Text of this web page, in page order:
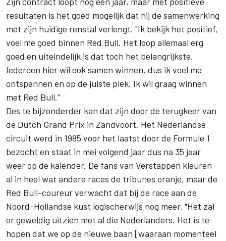
resultaten is het goed mogelijk dat hij de samenwerking
met zijn huidige renstal verlengt. "Ik bekijk het positief,
voel me goed binnen Red Bull. Het loop allemaal erg
goed en uiteindelijk is dat toch het belangrijkste.
Iedereen hier wil ook samen winnen, dus ik voel me
ontspannen en op de juiste plek. Ik wil graag winnen
met Red Bull.”
Des te bijzonderder kan dat zijn door de terugkeer van
de Dutch Grand Prix in Zandvoort. Het Nederlandse
circuit werd in 1985 voor het laatst door de Formule 1
bezocht en staat in mei volgend jaar dus na 35 jaar
weer op de kalender. De fans van Verstappen kleuren
al in heel wat andere races de tribunes oranje, maar de
Red Bull-coureur verwacht dat bij de race aan de
Noord-Hollandse kust logischerwijs nog meer. "Het zal
er geweldig uitzien met al die Nederlanders. Het is te
hopen dat we op de nieuwe baan [waaraan momenteel